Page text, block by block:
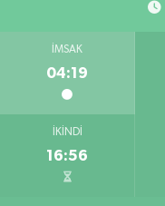
İMSAK
04:19
İKINDI
16:56